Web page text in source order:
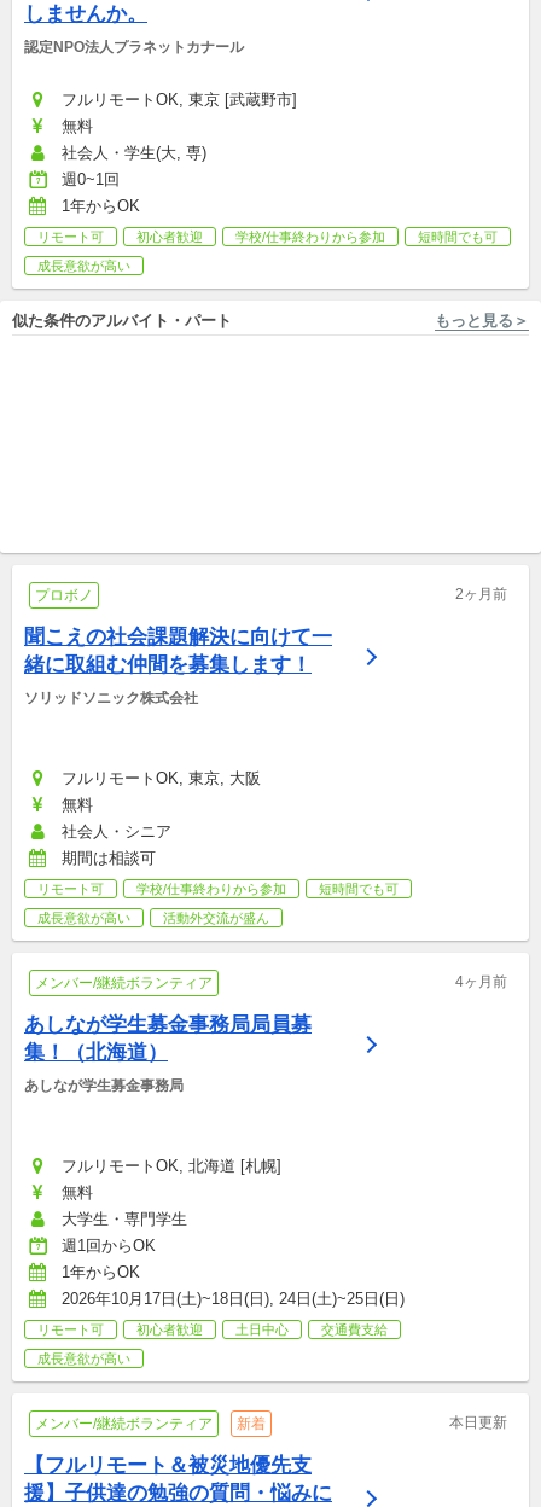
しませんか。
認定NPO法人プラネットカナール
フルリモートOK, 東京 [武蔵野市]
無料
社会人・学生(大, 専)
週0~1回
1年からOK
リモート可 初心者歓迎 学校/仕事終わりから参加
短時間でも可
成長意欲が高い
似た条件のアルバイト・パート もっと見る＞
プロボノ 2ヶ月前
聞こえの社会課題解決に向けて一
緒に取組む仲間を募集します！
ソリッドソニック株式会社
フルリモートOK, 東京, 大阪
無料
社会人・シニア
期間は相談可
リモート可 学校/仕事終わりから参加
短時間でも可
成長意欲が高い
活動外交流が盛ん
メンバー/継続ボランティア 4ヶ月前
あしなが学生募金事務局局員募
集！（北海道）
あしなが学生募金事務局
フルリモートOK, 北海道 [札幌]
無料
大学生・専門学生
週1回からOK
1年からOK
2026年10月17日(土)~18日(日), 24日(土)~25日(日)
リモート可 初心者歓迎 土日中心
交通費支給
成長意欲が高い
メンバー/継続ボランティア 新着 本日更新
【フルリモート＆被災地優先支
援】子供達の勉強の質問・悩みに